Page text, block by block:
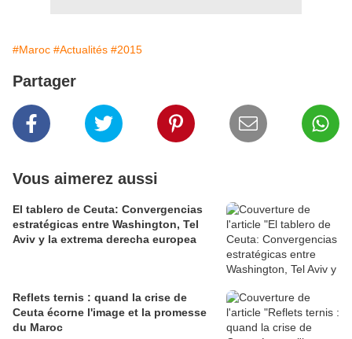
#Maroc #Actualités #2015
Partager
Vous aimerez aussi
El tablero de Ceuta: Convergencias
estratégicas entre Washington, Tel
Aviv y la extrema derecha europea
Reflets ternis : quand la crise de
Ceuta écorne l'image et la promesse
du Maroc